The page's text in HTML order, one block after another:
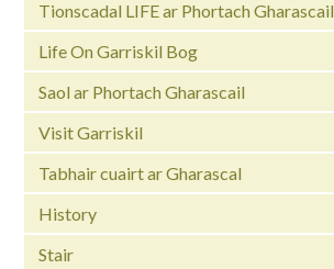
Tionscadal LIFE ar Phortach Gharascail
Life On Garriskil Bog
Saol ar Phortach Gharascail
Visit Garriskil
Tabhair cuairt ar Gharascal
History
Stair